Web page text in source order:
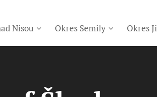
Nisou Okres Semily Okres